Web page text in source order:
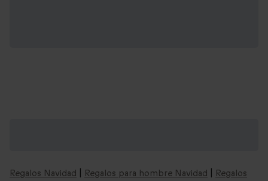
Regalos Navidad Regalos para hombre Navidad
Regalos